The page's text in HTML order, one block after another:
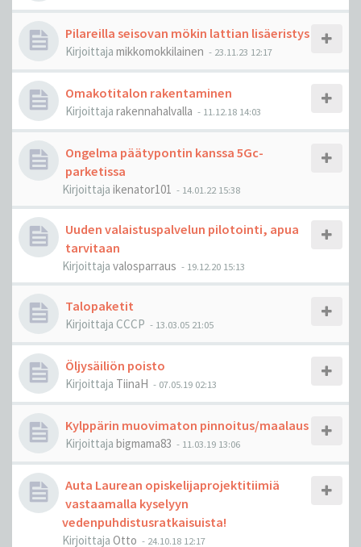
Pilareilla seisovan mökin lattian lisäeristys
Kirjoittaja mikkomokkilainen - 23.11.23 12:17
Omakotitalon rakentaminen
Kirjoittaja rakennahalvalla - 11.12.18 14:03
Ongelma päätypontin kanssa 5Gc-
parketissa
Kirjoittaja ikenator101 - 14.01.22 15:38
Uuden valaistuspalvelun pilotointi, apua
tarvitaan
Kirjoittaja valosparraus - 19.12.20 15:13
Talopaketit
Kirjoittaja CCCP - 13.03.05 21:05
Öljysäiliön poisto
Kirjoittaja TiinaH - 07.05.19 02:13
Kylppärin muovimaton pinnoitus/maalaus
Kirjoittaja bigmama83 - 11.03.19 13:06
Auta Laurean opiskelijaprojektitiimiä
vastaamalla kyselyyn
vedenpuhdistusratkaisuista!
Kirjoittaja Otto - 24.10.18 12:17